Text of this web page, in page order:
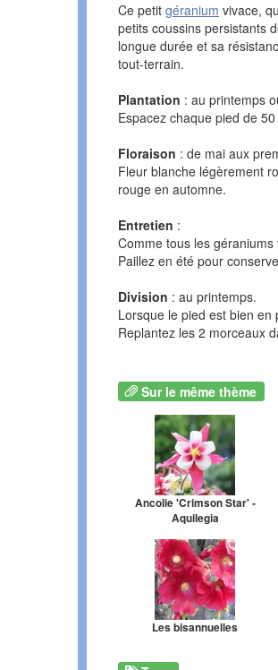
Ce petit géranium vivace,
petits coussins persistants
longue durée et sa
tout-terrain.
Plantation : au printemps
Espacez chaque pied de 50
Floraison : de mai aux
Fleur blanche légèrement
rouge en automne.
Entretien :
Comme tous les
Paillez en été pour
Division : au printemps.
Lorsque le pied est bien
Replantez les 2 morceaux
Sur le même thème
Ancolie 'Crimson Star' -
Aquilegia
Les bisannuelles